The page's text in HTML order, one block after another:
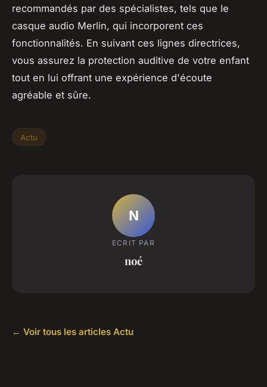
recommandés par des spécialistes, tels que le
casque audio Merlin, qui incorporent ces
fonctionnalités. En suivant ces lignes directrices,
vous assurez la protection auditive de votre enfant
tout en lui offrant une expérience d'écoute
agréable et sûre.
Actu
N
ECRIT PAR
noé
← Voir tous les articles Actu